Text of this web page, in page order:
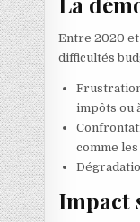
Entre 2020
difficultés
impôts ou
comme
Impact